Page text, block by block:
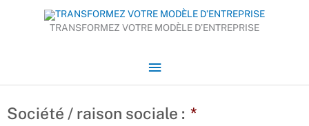
TRANSFORMEZ VOTRE MODÈLE D’ENTREPRISE
Menu
Société / raison sociale : *